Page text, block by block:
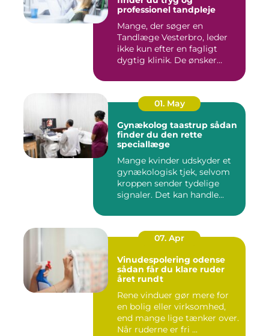
professionel tandpleje
Mange, der søger en
Tandlæge Vesterbro, leder
ikke kun efter en fagligt
dygtig klinik. De ønsker
01. May
Gynækolog taastrup sådan
finder du den rette
speciallæge
Mange kvinder udskyder et
gynækologisk tjek, selvom
kroppen sender tydelige
signaler. Det kan handle...
07. Apr
Vinudespolering odense
sådan får du klare ruder
året rundt
Rene vinduer gør mere for
en bolig eller virksomhed,
end mange lige tænker over.
Når ruderne er fri ...